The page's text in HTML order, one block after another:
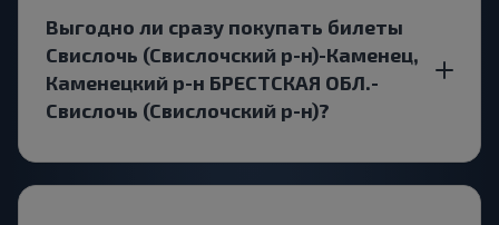
Выгодно ли сразу покупать билеты
Свислочь (Свислочский р-н)-Каменец,
Каменецкий р-н БРЕСТСКАЯ ОБЛ.-
Свислочь (Свислочский р-н)?